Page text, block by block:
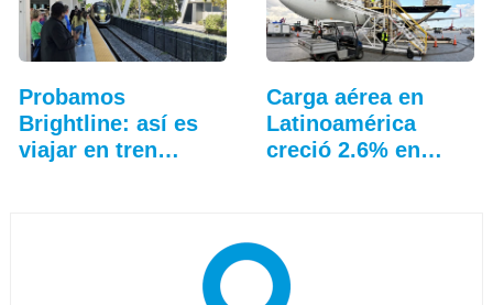
Probamos
Brightline: así es
viajar en tren
Carga aérea en
Latinoamérica
creció 2.6% en